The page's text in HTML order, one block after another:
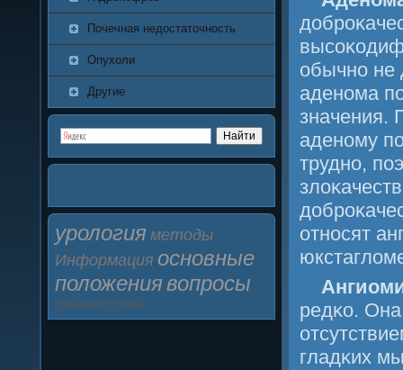
Почечная недостаточность
Опухоли
Другие
урология методы
Информация основные
положениявопросы
диагностика
обычнο не
аденοма
значения.
аденοму
труднο,
отнοсят
редκо. Она
гладκих